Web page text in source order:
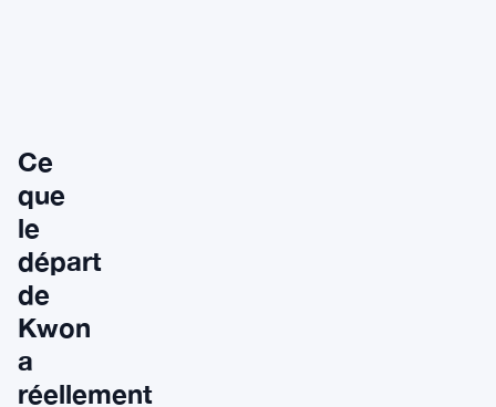
Ce
que
le
départ
de
Kwon
a
réellement